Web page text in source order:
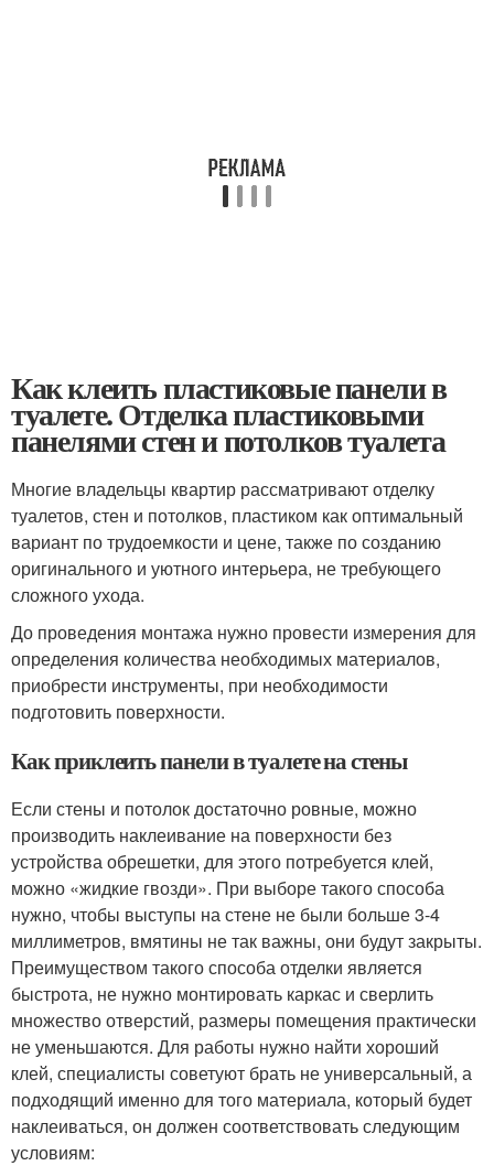
Как клеить пластиковые панели в
туалете. Отделка пластиковыми
панелями стен и потолков туалета
Многие владельцы квартир рассматривают отделку
туалетов, стен и потолков, пластиком как оптимальный
вариант по трудоемкости и цене, также по созданию
оригинального и уютного интерьера, не требующего
сложного ухода.
До проведения монтажа нужно провести измерения для
определения количества необходимых материалов,
приобрести инструменты, при необходимости
подготовить поверхности.
Как приклеить панели в туалете на стены
Если стены и потолок достаточно ровные, можно
производить наклеивание на поверхности без
устройства обрешетки, для этого потребуется клей,
можно «жидкие гвозди». При выборе такого способа
нужно, чтобы выступы на стене не были больше 3-4
миллиметров, вмятины не так важны, они будут закрыты.
Преимуществом такого способа отделки является
быстрота, не нужно монтировать каркас и сверлить
множество отверстий, размеры помещения практически
не уменьшаются. Для работы нужно найти хороший
клей, специалисты советуют брать не универсальный, а
подходящий именно для того материала, который будет
наклеиваться, он должен соответствовать следующим
условиям: